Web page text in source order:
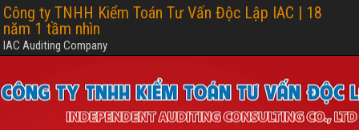
Công ty TNHH Kiểm Toán Tư Vấn Độc Lập IAC | 18
năm 1 tầm nhìn
IAC Auditing Company